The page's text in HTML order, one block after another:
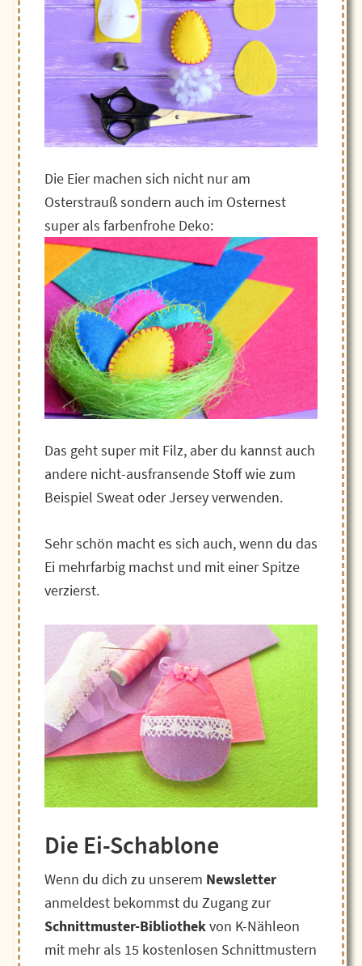
Die Eier machen sich nicht nur am
Osterstrauß sondern auch im Osternest
super als farbenfrohe Deko:
Das geht super mit Filz, aber du kannst auch
andere nicht-ausfransende Stoff wie zum
Beispiel Sweat oder Jersey verwenden.
Sehr schön macht es sich auch, wenn du das
Ei mehrfarbig machst und mit einer Spitze
verzierst.
Die Ei-Schablone
Wenn du dich zu unserem Newsletter
anmeldest bekommst du Zugang zur
Schnittmuster-Bibliothekvon K-Nähleon
mit mehr als 15 kostenlosen Schnittmustern